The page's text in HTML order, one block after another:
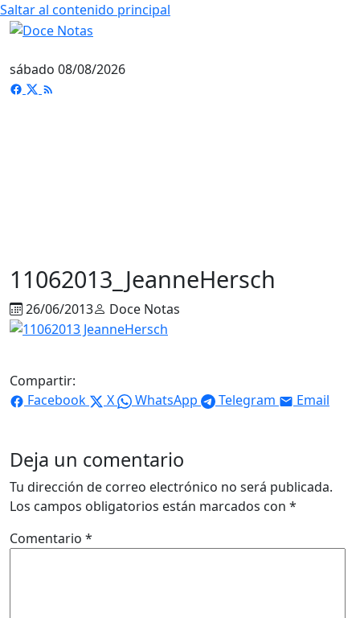
Saltar al contenido principal
sábado 08/08/2026
11062013_JeanneHersch
26/06/2013 Doce Notas
Compartir:
Facebook
X WhatsApp Telegram Email
Deja un comentario
Tu dirección de correo electrónico no será publicada.
Los campos obligatorios están marcados con *
Comentario *